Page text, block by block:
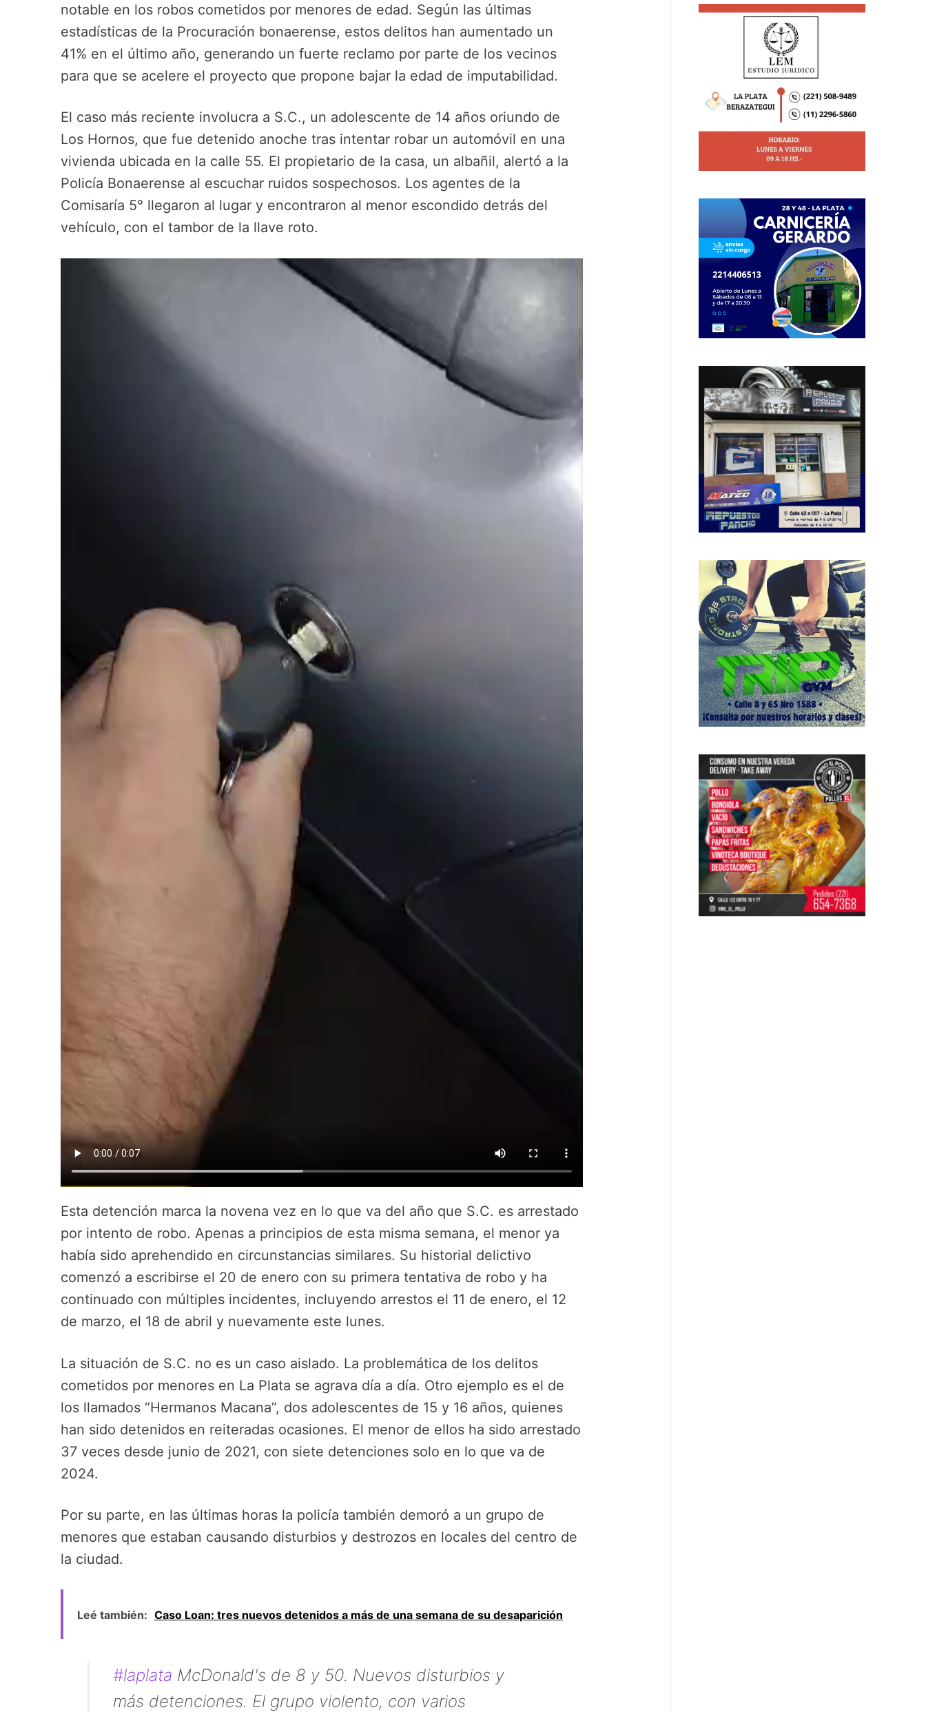
notable en los robos cometidos por menores de edad. Según las últimas
estadísticas de la Procuración bonaerense, estos delitos han aumentado un
41% en el último año, generando un fuerte reclamo por parte de los vecinos
para que se acelere el proyecto que propone bajar la edad de imputabilidad.
El caso más reciente involucra a S.C., un adolescente de 14 años oriundo de
Los Hornos, que fue detenido anoche tras intentar robar un automóvil en una
vivienda ubicada en la calle 55. El propietario de la casa, un albañil, alertó a la
Policía Bonaerense al escuchar ruidos sospechosos. Los agentes de la
Comisaría 5° llegaron al lugar y encontraron al menor escondido detrás del
vehículo, con el tambor de la llave roto.
Esta detención marca la novena vez en lo que va del año que S.C. es arrestado
por intento de robo. Apenas a principios de esta misma semana, el menor ya
había sido aprehendido en circunstancias similares. Su historial delictivo
comenzó a escribirse el 20 de enero con su primera tentativa de robo y ha
continuado con múltiples incidentes, incluyendo arrestos el 11 de enero, el 12
de marzo, el 18 de abril y nuevamente este lunes.
La situación de S.C. no es un caso aislado. La problemática de los delitos
cometidos por menores en La Plata se agrava día a día. Otro ejemplo es el de
los llamados “Hermanos Macana”, dos adolescentes de 15 y 16 años, quienes
han sido detenidos en reiteradas ocasiones. El menor de ellos ha sido arrestado
37 veces desde junio de 2021, con siete detenciones solo en lo que va de
2024.
Por su parte, en las últimas horas la policía también demoró a un grupo de
menores que estaban causando disturbios y destrozos en locales del centro de
la ciudad.
Leé también: Caso Loan: tres nuevos detenidos a más de una semana de su desaparición
#laplata McDonald's de 8 y 50. Nuevos disturbios y
más detenciones. El grupo violento, con varios